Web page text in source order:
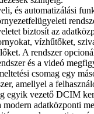
és automatizálási
biztosít az
vízhűtőket,
A rendszer
és a videó
csomag egy
amellyel a
egyik vezető DCIM
adatközponti